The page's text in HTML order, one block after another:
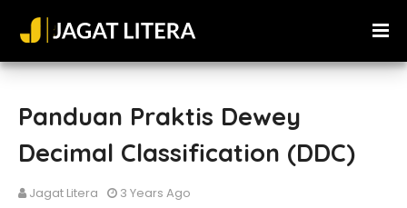
Panduan Praktis Dewey
Decimal Classification (DDC)
Jagat Litera 3 Years Ago